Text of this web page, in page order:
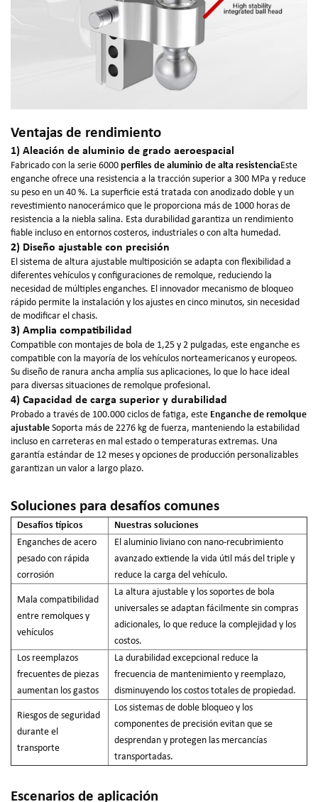
Ventajas de rendimiento
1) Aleación de aluminio de grado aeroespacial
Fabricado con la serie 6000 perfiles de aluminio de alta resistenciaEste
enganche ofrece una resistencia a la tracción superior a 300 MPa y reduce
su peso en un 40 %. La superficie está tratada con anodizado doble y un
revestimiento nanocerámico que le proporciona más de 1000 horas de
resistencia a la niebla salina. Esta durabilidad garantiza un rendimiento
fiable incluso en entornos costeros, industriales o con alta humedad.
2) Diseño ajustable con precisión
El sistema de altura ajustable multiposición se adapta con flexibilidad a
diferentes vehículos y configuraciones de remolque, reduciendo la
necesidad de múltiples enganches. El innovador mecanismo de bloqueo
rápido permite la instalación y los ajustes en cinco minutos, sin necesidad
de modificar el chasis.
3) Amplia compatibilidad
Compatible con montajes de bola de 1,25 y 2 pulgadas, este enganche es
compatible con la mayoría de los vehículos norteamericanos y europeos.
Su diseño de ranura ancha amplía sus aplicaciones, lo que lo hace ideal
para diversas situaciones de remolque profesional.
4) Capacidad de carga superior y durabilidad
Probado a través de 100.000 ciclos de fatiga, este Enganche de remolque
ajustable Soporta más de 2276 kg de fuerza, manteniendo la estabilidad
incluso en carreteras en mal estado o temperaturas extremas. Una
garantía estándar de 12 meses y opciones de producción personalizables
garantizan un valor a largo plazo.
Soluciones para desafíos comunes
Desafíos típicos
Nuestras soluciones
Enganches de acero
pesado con rápida
corrosión
El aluminio liviano con nano-recubrimiento
avanzado extiende la vida útil más del triple y
reduce la carga del vehículo.
Mala compatibilidad
entre remolques y
vehículos
La altura ajustable y los soportes de bola
universales se adaptan fácilmente sin compras
adicionales, lo que reduce la complejidad y los
costos.
Los reemplazos
frecuentes de piezas
aumentan los gastos
La durabilidad excepcional reduce la
frecuencia de mantenimiento y reemplazo,
disminuyendo los costos totales de propiedad.
Riesgos de seguridad
durante el
transporte
Los sistemas de doble bloqueo y los
componentes de precisión evitan que se
desprendan y protegen las mercancías
transportadas.
Escenarios de aplicación